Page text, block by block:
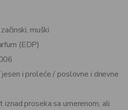
muški
(EDP)
i proleće / poslovne i dnevne
iznad proseka sa umerenom, ali